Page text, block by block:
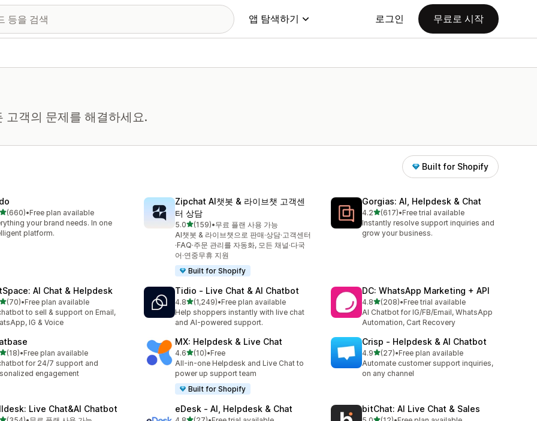
앱 탐색하기 로그인 무료로 시작
고객의 문제를 해결하세요.
Built for Shopify
별 5개 중
(660)
뷰 660개
•Free plan available
your brand needs. In one
platform.
Zipchat AI챗봇 & 라이브챗 고객센
터 상담
5.0별 5개 중
(159)
총 리뷰 159개
•무료 플랜 사용 가능
AI챗봇 & 라이브챗으로 판매·상담·고객센터
·FAQ·주문 관리를 자동화, 모든 채널·다국
어·연중무휴 지원
Built for Shopify
Gorgias: AI, Helpdesk & Chat
4.2별 5개 중
(617)
총 리뷰 617개
•Free trial available
Instantly resolve support inquiries and
grow your business.
AI Chat & Helpdesk
별 5개 중
(70)
뷰 70개
•Free plan available
to sell & support on Email,
IG & Voice
Tidio ‑ Live Chat & AI Chatbot
4.8별 5개 중
(1,249)
총 리뷰 1249개
•Free plan available
Help shoppers instantly with live chat
and AI-powered support.
DC: WhatsApp Marketing + API
4.8별 5개 중
(208)
총 리뷰 208개
•Free trial available
AI Chatbot for IG/FB/Email, WhatsApp
Automation, Cart Recovery
별 5개 중
(18)
뷰 18개
•Free plan available
for 24/7 support and
engagement
MX: Helpdesk & Live Chat
4.6별 5개 중
(10)
총 리뷰 10개
•Free
All-in-one Helpdesk and Live Chat to
power up support team
Built for Shopify
Crisp ‑ Helpdesk & AI Chatbot
4.9별 5개 중
(27)
총 리뷰 27개
•Free plan available
Automate customer support inquiries,
on any channel
Live Chat&AI Chatbot eDesk ‑ AI, Helpdesk & Chat bitChat: AI Live Chat & Sales